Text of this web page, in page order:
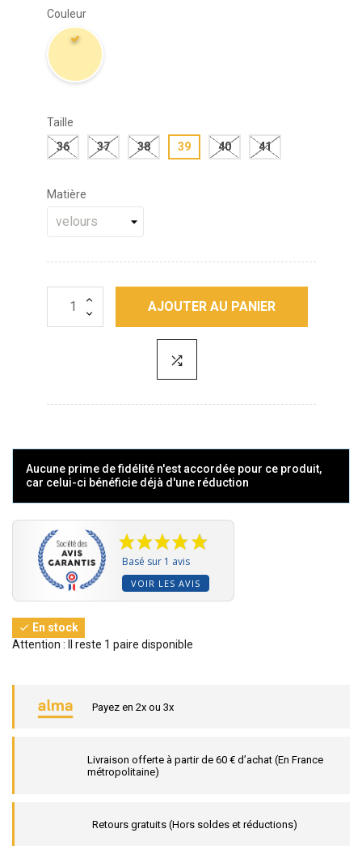
Couleur
Taille
36
37 38 39 40 41
Matière
AJOUTER AU PANIER
Aucune prime de fidélité n'est accordée pour ce produit,
car celui-ci bénéficie déjà d'une réduction
Basé sur 1 avis
VOIR LES AVIS
 En stock
Attention : Il reste 1 paire disponible
Payez en 2x ou 3x
Livraison offerte à partir de 60 € d’achat (En France
métropolitaine)
Retours gratuits (Hors soldes et réductions)